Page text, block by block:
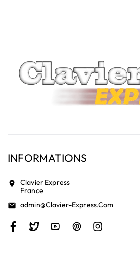
INFORMATIONS
location_on
Clavier Express
France
email Admin@clavier-Express.com